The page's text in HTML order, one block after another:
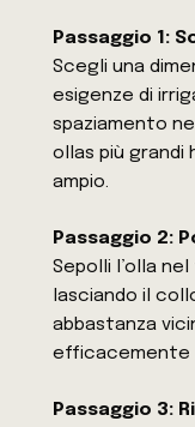
Passaggio 1:
Scegli una
esigenze di
spaziamento
ollas più grandi
ampio.
Passaggio 2:
Sepolli l’olla
lasciando il
abbastanza
efficacemente
Passaggio 3: